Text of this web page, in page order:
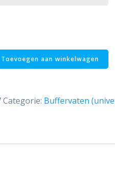
Toevoegen aan winkelwagen
Categorie: Buffervaten